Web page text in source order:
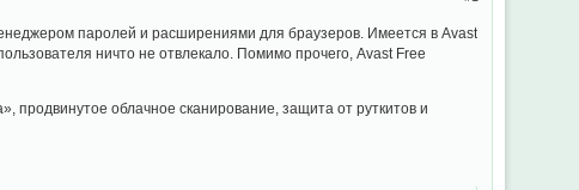
паролей и расширениями для браузеров. Имеется в Avast
ничто не отвлекало. Помимо прочего, Avast Free
продвинутое облачное сканирование, защита от руткитов и